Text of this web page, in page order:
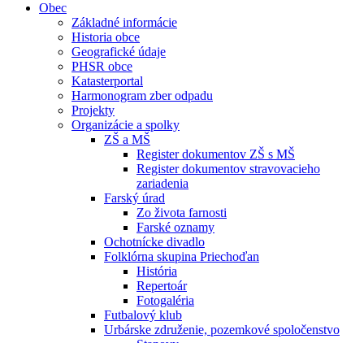
Obec
Základné informácie
Historia obce
Geografické údaje
PHSR obce
Katasterportal
Harmonogram zber odpadu
Projekty
Organizácie a spolky
ZŠ a MŠ
Register dokumentov ZŠ s MŠ
Register dokumentov stravovacieho
zariadenia
Farský úrad
Zo života farnosti
Farské oznamy
Ochotnícke divadlo
Folklórna skupina Priechoďan
História
Repertoár
Fotogaléria
Futbalový klub
Urbárske združenie, pozemkové spoločenstvo